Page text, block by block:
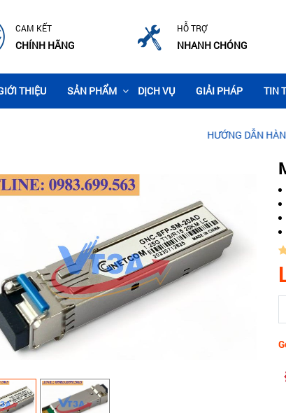
CAM KẾT
CHÍNH HÃNG
HỖ TRỢ
NHANH CHÓNG
THIỆU SẢN PHẨM DỊCH VỤ GIẢI PHÁP TIN
HƯỚNG DẪN HÀN NỐI CÁP